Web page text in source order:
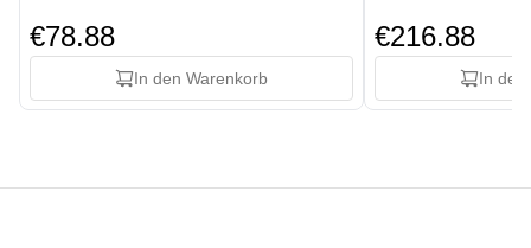
€78.88
In den Warenkorb
€216.88
In den